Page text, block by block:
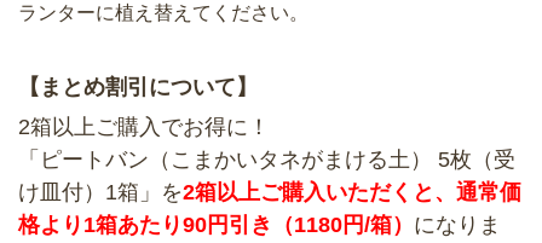
ランターに植え替えてください。
【まとめ割引について】
2箱以上ご購入でお得に！
「ピートバン（こまかいタネがまける土） 5枚（受
け皿付）1箱」を2箱以上ご購入いただくと、通常価
格より1箱あたり90円引き（1180円/箱） になりま